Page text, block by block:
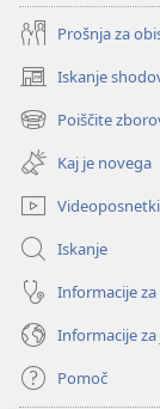
Prošnja za
Iskanje
(odpre
novo
okno)
Poiščite
(odpre
novo
okno)
Kaj je novega
Videoposnetki
Iskanje
Informacije
Informacije
Pomoč